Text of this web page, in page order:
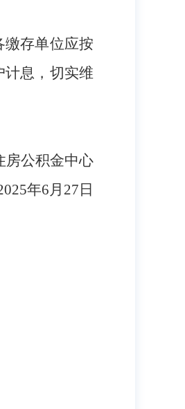
缴存单位应按
计息，切实维
房公积金中心
年6月27日